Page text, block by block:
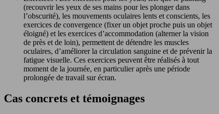
(recouvrir les yeux de ses mains pour les plonger dans
l’obscurité), les mouvements oculaires lents et conscients, les
exercices de convergence (fixer un objet proche puis un objet
éloigné) et les exercices d’accommodation (alterner la vision
de près et de loin), permettent de détendre les muscles
oculaires, d’améliorer la circulation sanguine et de prévenir la
fatigue visuelle. Ces exercices peuvent être réalisés à tout
moment de la journée, en particulier après une période
prolongée de travail sur écran.
Cas concrets et témoignages